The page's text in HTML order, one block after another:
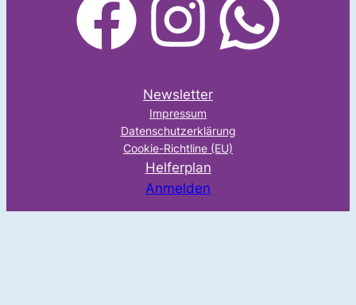
facebook Instagram WhatsApp
Newsletter
Impressum
Datenschutzerklärung
Cookie-Richtline (EU)
Helferplan
Anmelden